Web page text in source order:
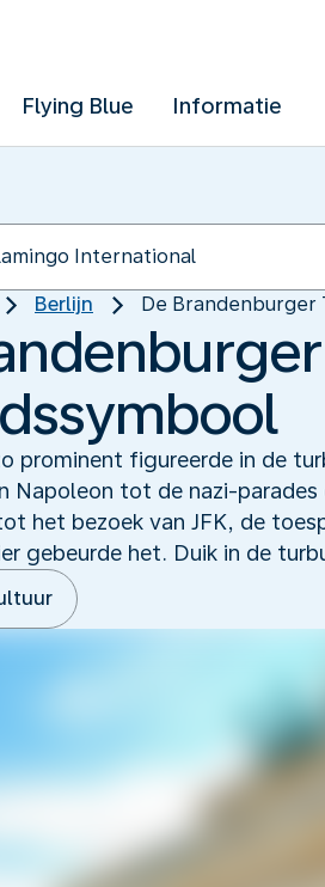
Flying Blue Informatie
Berlijn De Brandenburger
prominent figureerde in de
tot de nazi-parades
het bezoek van JFK, de
gebeurde het. Duik in de